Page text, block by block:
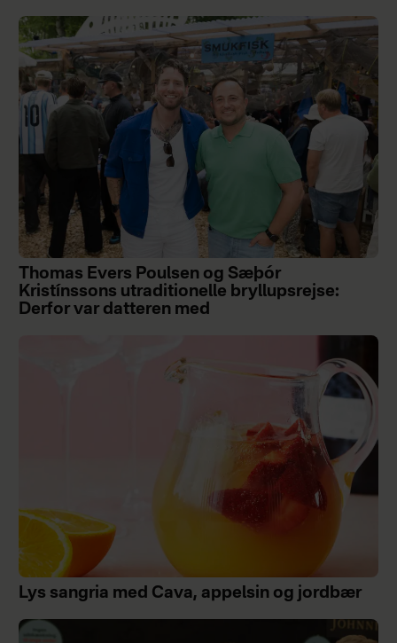
Thomas Evers Poulsen og Sæþór
Kristínssons utraditionelle bryllupsrejse:
Derfor var datteren med
Lys sangria med Cava, appelsin og jordbær